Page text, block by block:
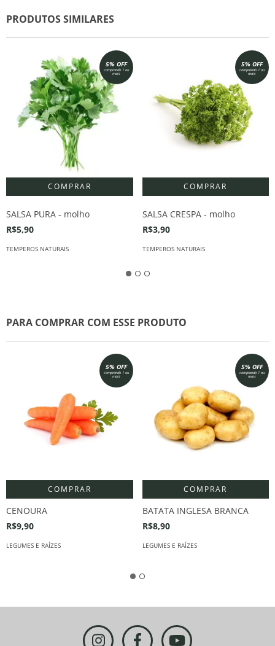
PRODUTOS SIMILARES
5% OFF
comprando 1 ou
mais
SALSA PURA - molho
R$5,90
TEMPEROS NATURAIS
5% OFF
comprando 1 ou
mais
SALSA CRESPA - molho
R$3,90
TEMPEROS NATURAIS
PARA COMPRAR COM ESSE PRODUTO
5% OFF
comprando 1 ou
mais
COMPRAR
CENOURA
R$9,90
LEGUMES E RAÍZES
5% OFF
comprando 1 ou
mais
COMPRAR
BATATA INGLESA BRANCA
R$8,90
LEGUMES E RAÍZES